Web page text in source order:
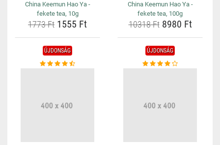
China Keemun Hao Ya -
fekete tea, 10g
1773 Ft 1555 Ft
China Keemun Hao Ya -
fekete tea, 100g
10318 Ft8980 Ft
ÚJDONSÁG ÚJDONSÁG